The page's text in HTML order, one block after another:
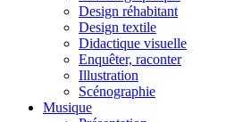
Design réhabitant
Design textile
Didactique visuelle
Enquêter, raconter
Illustration
Scénographie
Musique